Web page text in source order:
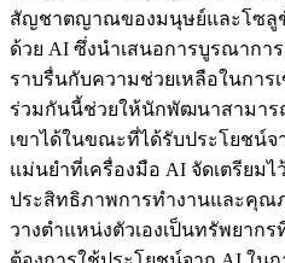
สัญชาตญาณของมนุษย์และโซลู
ด้วย AI ซึ่งนำเสนอการบูรณากา
ราบรื่นกับความช่วยเหลือในการ
ร่วมกันนี้ช่วยให้นักพัฒนาสามาร
เขาได้ในขณะที่ได้รับประโยชน์
แม่นยำที่เครื่องมือ AI จัดเตรียมไ
ประสิทธิภาพการทำงานและคุณภ
วางตำแหน่งตัวเองเป็นทรัพยา